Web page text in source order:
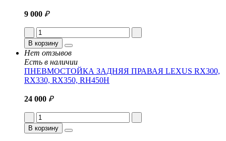
9 000 ₽
В корзину
Нет отзывов
Есть в наличии
ПНЕВМОСТОЙКА ЗАДНЯЯ ПРАВАЯ LEXUS RX300,
RX330, RX350, RH450H
24 000 ₽
В корзину